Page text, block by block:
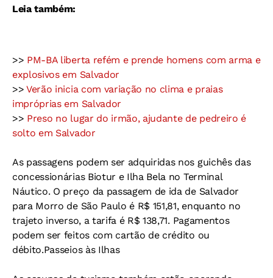
Leia também:
>> PM-BA liberta refém e prende homens com arma e
explosivos em Salvador
>>Verão inicia com variação no clima e praias
impróprias em Salvador
>> Preso no lugar do irmão, ajudante de pedreiro é
solto em Salvador
As passagens podem ser adquiridas nos guichês das
concessionárias Biotur e Ilha Bela no Terminal
Náutico. O preço da passagem de ida de Salvador
para Morro de São Paulo é R$ 151,81, enquanto no
trajeto inverso, a tarifa é R$ 138,71. Pagamentos
podem ser feitos com cartão de crédito ou
débito.Passeios às Ilhas